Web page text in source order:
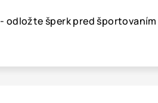
- odložte šperk pred športovaním